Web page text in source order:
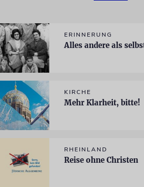
ERINNERUNG
Alles andere als
KIRCHE
Mehr Klarheit, bitte!
RHEINLAND
Reise ohne Christen